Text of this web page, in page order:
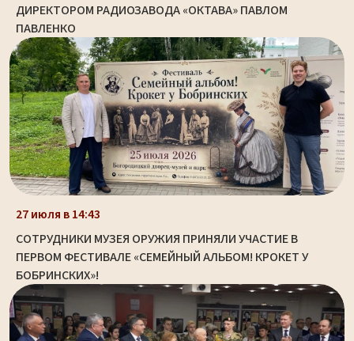
ДИРЕКТОРОМ РАДИОЗАВОДА «ОКТАВА» ПАВЛОМ
ПАВЛЕНКО
27 июля в 14:43
СОТРУДНИКИ МУЗЕЯ ОРУЖИЯ ПРИНЯЛИ УЧАСТИЕ В
ПЕРВОМ ФЕСТИВАЛЕ «СЕМЕЙНЫЙ АЛЬБОМ! КРОКЕТ У
БОБРИНСКИХ»!